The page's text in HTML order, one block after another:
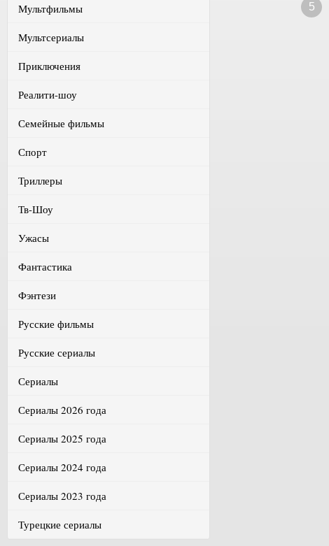
Мультфильмы
Мультсериалы
Приключения
Реалити-шоу
Семейные фильмы
Спорт
Триллеры
Тв-Шоу
Ужасы
Фантастика
Фэнтези
Русские фильмы
Русские сериалы
Сериалы
Сериалы 2026 года
Сериалы 2025 года
Сериалы 2024 года
Сериалы 2023 года
Турецкие сериалы
5